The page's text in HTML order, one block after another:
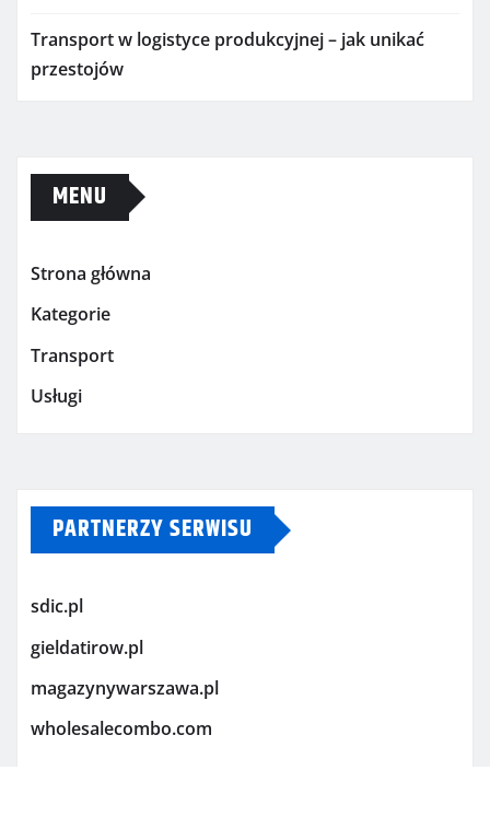
Transport w logistyce produkcyjnej – jak unikać
przestojów
MENU
Strona główna
Kategorie
Transport
Usługi
PARTNERZY SERWISU
sdic.pl
gieldatirow.pl
magazynywarszawa.pl
wholesalecombo.com